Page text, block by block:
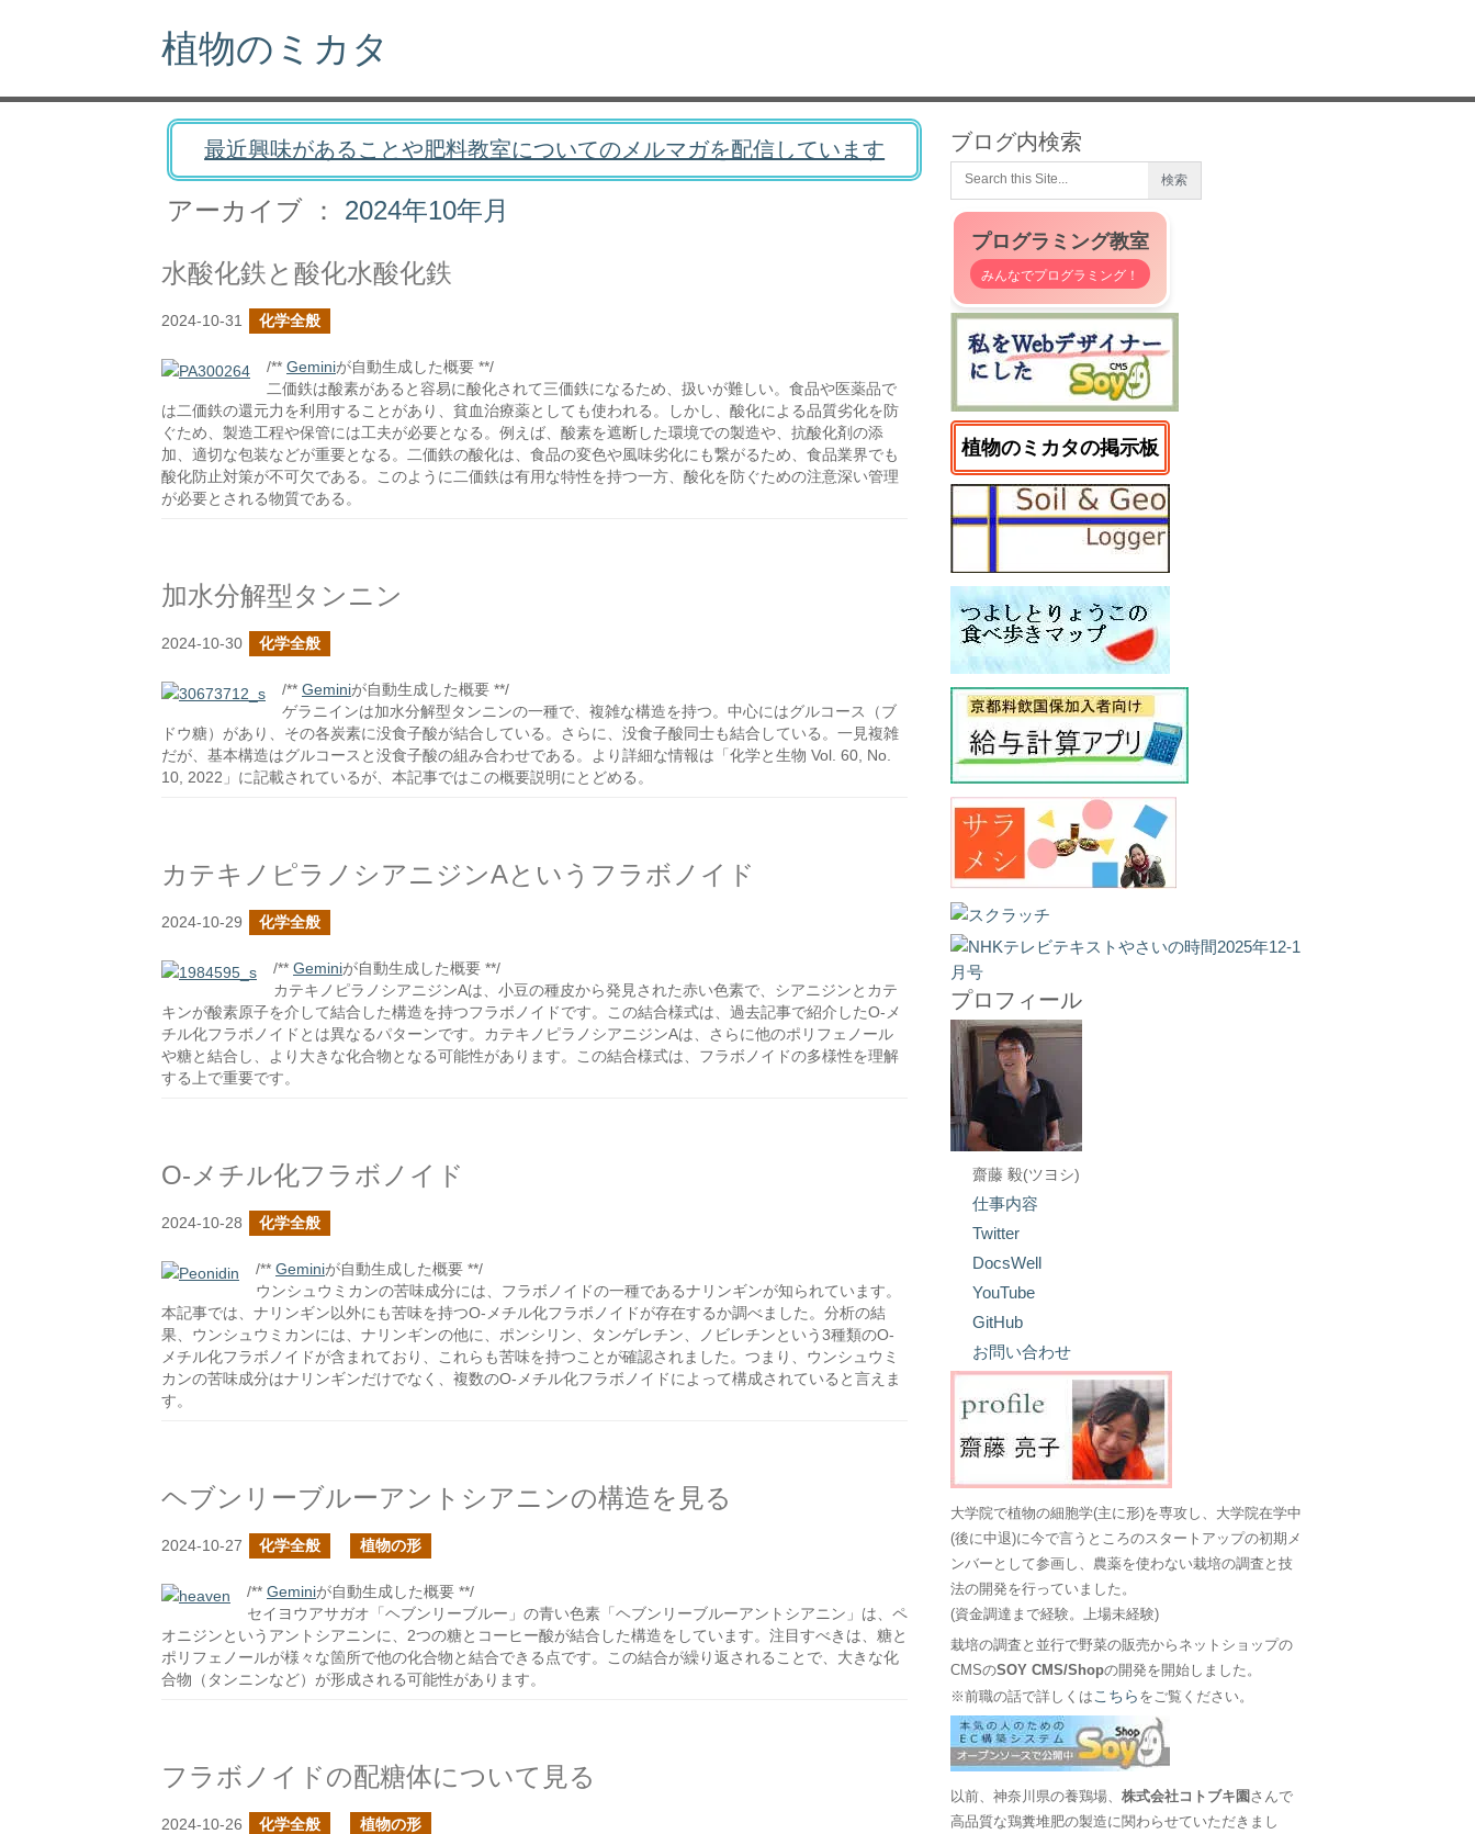
植物のミカタ
最近興味があることや肥料教室についてのメルマガを配信しています
アーカイブ ： 2024年10年月
水酸化鉄と酸化水酸化鉄
2024-10-31 化学全般
/** Geminiが自動生成した概要 **/
二価鉄は酸素があると容易に酸化されて三価鉄になるため、扱いが難しい。食品や医薬品で
は二価鉄の還元力を利用することがあり、貧血治療薬としても使われる。しかし、酸化による品質劣化を防
ぐため、製造工程や保管には工夫が必要となる。例えば、酸素を遮断した環境での製造や、抗酸化剤の添
加、適切な包装などが重要となる。二価鉄の酸化は、食品の変色や風味劣化にも繋がるため、食品業界でも
酸化防止対策が不可欠である。このように二価鉄は有用な特性を持つ一方、酸化を防ぐための注意深い管理
が必要とされる物質である。
加水分解型タンニン
2024-10-30 化学全般
/** Geminiが自動生成した概要 **/
ゲラニインは加水分解型タンニンの一種で、複雑な構造を持つ。中心にはグルコース（ブ
ドウ糖）があり、その各炭素に没食子酸が結合している。さらに、没食子酸同士も結合している。一見複雑
だが、基本構造はグルコースと没食子酸の組み合わせである。より詳細な情報は「化学と生物 Vol. 60, No.
10, 2022」に記載されているが、本記事ではこの概要説明にとどめる。
カテキノピラノシアニジンAというフラボノイド
2024-10-29 化学全般
/** Geminiが自動生成した概要 **/
カテキノピラノシアニジンAは、小豆の種皮から発見された赤い色素で、シアニジンとカテ
キンが酸素原子を介して結合した構造を持つフラボノイドです。この結合様式は、過去記事で紹介したO-メ
チル化フラボノイドとは異なるパターンです。カテキノピラノシアニジンAは、さらに他のポリフェノール
や糖と結合し、より大きな化合物となる可能性があります。この結合様式は、フラボノイドの多様性を理解
する上で重要です。
O-メチル化フラボノイド
2024-10-28 化学全般
/** Geminiが自動生成した概要 **/
ウンシュウミカンの苦味成分には、フラボノイドの一種であるナリンギンが知られています。
本記事では、ナリンギン以外にも苦味を持つO-メチル化フラボノイドが存在するか調べました。分析の結
果、ウンシュウミカンには、ナリンギンの他に、ポンシリン、タンゲレチン、ノビレチンという3種類のO-
メチル化フラボノイドが含まれており、これらも苦味を持つことが確認されました。つまり、ウンシュウミ
カンの苦味成分はナリンギンだけでなく、複数のO-メチル化フラボノイドによって構成されていると言えま
す。
ヘブンリーブルーアントシアニンの構造を見る
2024-10-27 化学全般 植物の形
/** Geminiが自動生成した概要 **/
セイヨウアサガオ「ヘブンリーブルー」の青い色素「ヘブンリーブルーアントシアニン」は、ペ
オニジンというアントシアニンに、2つの糖とコーヒー酸が結合した構造をしています。注目すべきは、糖と
ポリフェノールが様々な箇所で他の化合物と結合できる点です。この結合が繰り返されることで、大きな化
合物（タンニンなど）が形成される可能性があります。
フラボノイドの配糖体について見る
2024-10-26 化学全般 植物の形
ブログ内検索
プログラミング教室
みんなでプログラミング！
植物のミカタの掲示板
プロフィール
齋藤 毅(ツヨシ)
仕事内容
Twitter
DocsWell
YouTube
GitHub
お問い合わせ
大学院で植物の細胞学(主に形)を専攻し、大学院在学中
(後に中退)に今で言うところのスタートアップの初期メ
ンバーとして参画し、農薬を使わない栽培の調査と技
法の開発を行っていました。
(資金調達まで経験。上場未経験)
栽培の調査と並行で野菜の販売からネットショップの
CMSのSOY CMS/Shopの開発を開始しました。
※前職の話で詳しくは こちら をご覧ください。
以前、神奈川県の養鶏場、株式会社コトブキ園 さんで
高品質な鶏糞堆肥の製造に関わらせていただきまし